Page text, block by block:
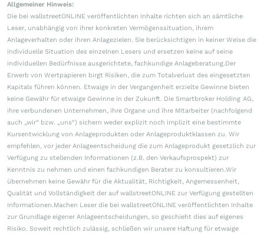
Allgemeiner Hinweis:
Die bei wallstreetONLINE veröffentlichten Inhalte richten sich an sämtliche
Leser, unabhängig von ihrer konkreten Vermögenssituation, ihrem
Anlageverhalten oder ihren Anlagezielen. Sie berücksichtigen in keiner Weise die
individuelle Situation des einzelnen Lesers und ersetzen keine auf seine
individuellen Bedürfnisse ausgerichtete, fachkundige Anlageberatung.Der
Erwerb von Wertpapieren birgt Risiken, die zum Totalverlust des eingesetzten
Kapitals führen können. Etwaige in der Vergangenheit erzielte Gewinne bieten
keine Gewähr für etwaige Gewinne in der Zukunft. Die Smartbroker Holding AG,
ihre verbundenen Unternehmen, ihre Organe und ihre Mitarbeiter (nachfolgend
auch „wir“ bzw. „uns“) sichern weder explizit noch implizit eine bestimmte
Kursentwicklung von Anlageprodukten oder Anlageproduktklassen zu. Wir
empfehlen, vor jeder Anlageentscheidung die zum Anlageprodukt gesetzlich zur
Verfügung zu stellenden Informationen (z.B. den Verkaufsprospekt) zur
Kenntnis zu nehmen und einen fachkundigen Berater zu konsultieren.Wir
übernehmen keine Gewähr für die Aktualität, Richtigkeit, Angemessenheit,
Qualität und Vollständigkeit der auf wallstreetONLINE zur Verfügung gestellten
Informationen.Machen Leser die bei wallstreetONLINE veröffentlichten Inhalte
zur Grundlage eigener Anlageentscheidungen, so geschieht dies auf eigenes
Risiko. Soweit rechtlich zulässig, schließen wir unsere Haftung für etwaige